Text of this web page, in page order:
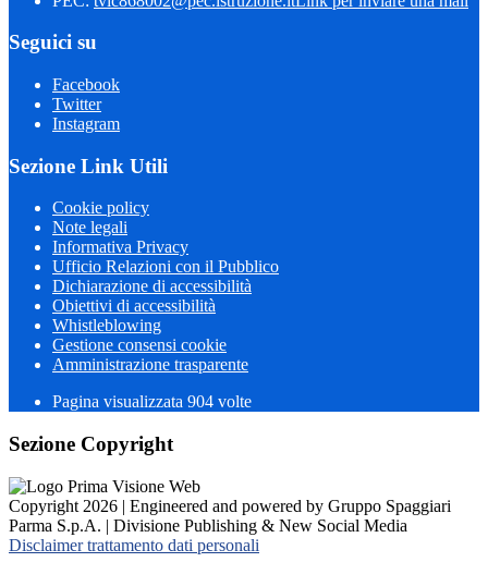
Seguici su
Facebook
Twitter
Instagram
Sezione Link Utili
Cookie policy
Note legali
Informativa Privacy
Ufficio Relazioni con il Pubblico
Dichiarazione di accessibilità
Obiettivi di accessibilità
Whistleblowing
Gestione consensi cookie
Amministrazione trasparente
Pagina visualizzata 904 volte
Sezione Copyright
Copyright 2026 | Engineered and powered by Gruppo Spaggiari
Parma S.p.A. | Divisione Publishing & New Social Media
Disclaimer trattamento dati personali